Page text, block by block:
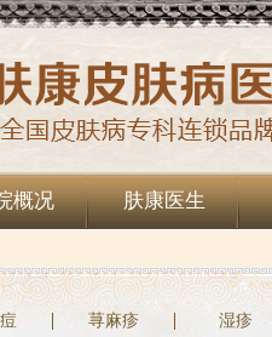
概况 肤康医生
荨麻疹 湿疹